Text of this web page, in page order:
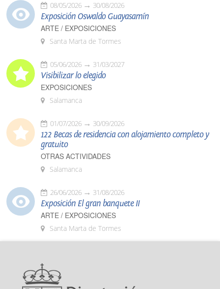
08/05/2026 30/08/2026
Exposición Oswaldo Guayasamín
ARTE / EXPOSICIONES
Santa Marta de Tormes
05/06/2026 31/03/2027
Visibilizar lo elegido
EXPOSICIONES
Salamanca
01/07/2026 30/09/2026
122 Becas de residencia con alojamiento completo y
gratuito
OTRAS ACTIVIDADES
Salamanca
26/06/2026 31/08/2026
Exposición El gran banquete II
ARTE / EXPOSICIONES
Santa Marta de Tormes